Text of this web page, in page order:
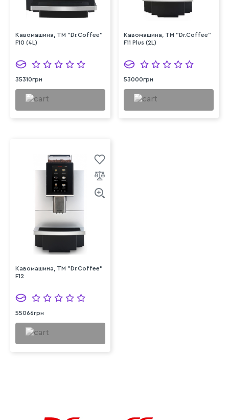
Кавомашина, ТМ "Dr.Coffee"
F10 (4L)
35310грн
Кавомашина, ТМ "Dr.Coffee"
F11 Plus (2L)
53000грн
Кавомашина, ТМ "Dr.Coffee"
F12
55066грн